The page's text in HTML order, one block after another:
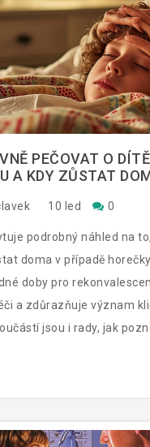
PEČOVAT O
A KDY ZŮSTAT
10 led 0
podrobný náhled na
doma v případě
doby pro
a zdůrazňuje význam
jsou i rady, jak